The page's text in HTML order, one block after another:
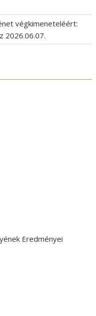
végkimeneteléért:
2026.06.07.
Eredményei